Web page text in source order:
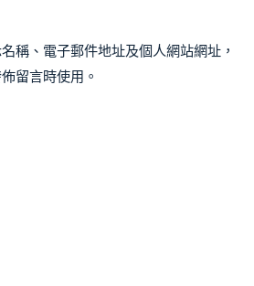
稱、電子郵件地址及個人網站網址，
留言時使用。